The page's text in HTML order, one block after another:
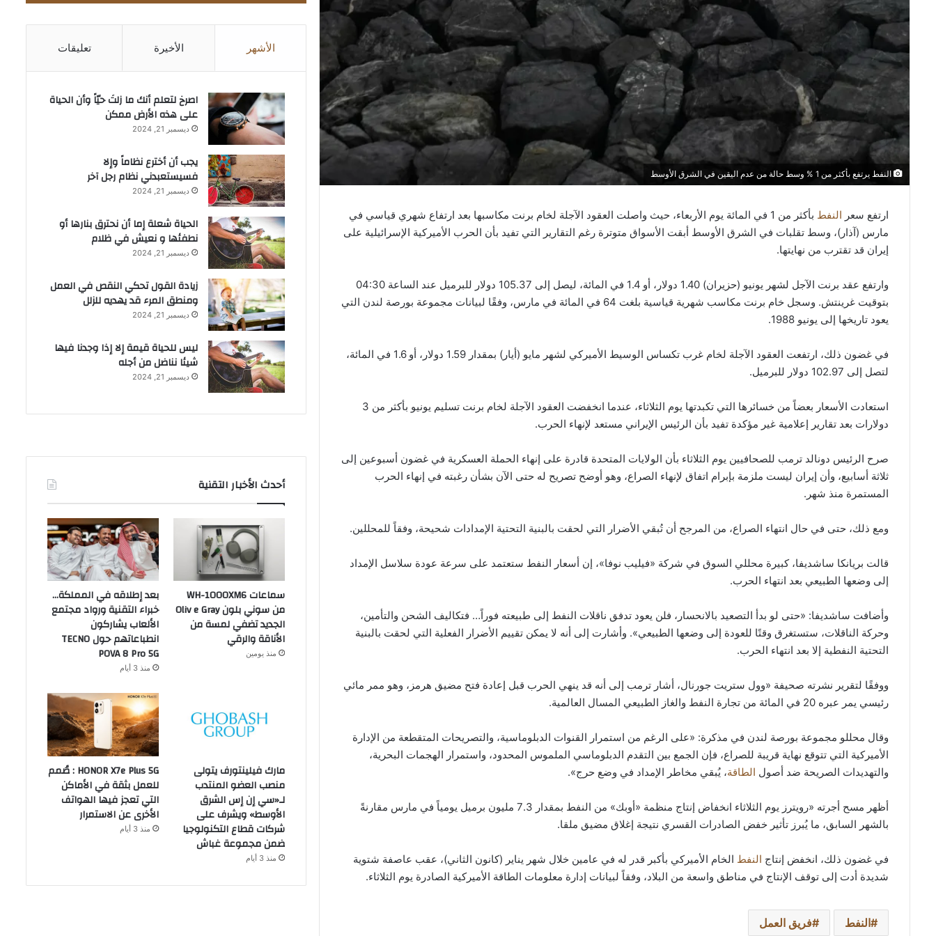
النفط يرتفع بأكثر من 1 % وسط حالة من عدم اليقين في الشرق الأوسط
ارتفع سعر النفط
بأكثر من 1 في المائة يوم الأربعاء، حيث واصلت العقود الآجلة لخام برنت مكاسبها بعد ارتفاع شهري قياسي في
مارس (آذار)، وسط تقلبات في الشرق الأوسط أبقت الأسواق متوترة رغم التقارير التي تفيد بأن الحرب الأميركية الإسرائيلية على
إيران قد تقترب من نهايتها.
وارتفع عقد برنت الآجل لشهر يونيو (حزيران) 1.40 دولار، أو 1.4 في المائة، ليصل إلى 105.37 دولار للبرميل عند الساعة 04:30
بتوقيت غرينتش. وسجل خام برنت مكاسب شهرية قياسية بلغت 64 في المائة في مارس، وفقًا لبيانات مجموعة بورصة لندن التي
يعود تاريخها إلى يونيو 1988.
في غضون ذلك، ارتفعت العقود الآجلة لخام غرب تكساس الوسيط الأميركي لشهر مايو (أيار) بمقدار 1.59 دولار، أو 1.6 في المائة،
لتصل إلى 102.97 دولار للبرميل.
استعادت الأسعار بعضاً من خسائرها التي تكبدتها يوم الثلاثاء، عندما انخفضت العقود الآجلة لخام برنت تسليم يونيو بأكثر من 3
دولارات بعد تقارير إعلامية غير مؤكدة تفيد بأن الرئيس الإيراني مستعد لإنهاء الحرب.
صرح الرئيس دونالد ترمب للصحافيين يوم الثلاثاء بأن الولايات المتحدة قادرة على إنهاء الحملة العسكرية في غضون أسبوعين إلى
ثلاثة أسابيع، وأن إيران ليست ملزمة بإبرام اتفاق لإنهاء الصراع، وهو أوضح تصريح له حتى الآن بشأن رغبته في إنهاء الحرب
المستمرة منذ شهر.
ومع ذلك، حتى في حال انتهاء الصراع، من المرجح أن تُبقي الأضرار التي لحقت بالبنية التحتية الإمدادات شحيحة، وفقاً للمحللين.
قالت بريانكا ساشديفا، كبيرة محللي السوق في شركة «فيليب نوفا»، إن أسعار النفط ستعتمد على سرعة عودة سلاسل الإمداد
إلى وضعها الطبيعي بعد انتهاء الحرب.
وأضافت ساشديفا: «حتى لو بدأ التصعيد بالانحسار، فلن يعود تدفق ناقلات النفط إلى طبيعته فوراً… فتكاليف الشحن والتأمين،
وحركة الناقلات، ستستغرق وقتًا للعودة إلى وضعها الطبيعي». وأشارت إلى أنه لا يمكن تقييم الأضرار الفعلية التي لحقت بالبنية
التحتية النفطية إلا بعد انتهاء الحرب.
ووفقًا لتقرير نشرته صحيفة «وول ستريت جورنال، أشار ترمب إلى أنه قد ينهي الحرب قبل إعادة فتح مضيق هرمز، وهو ممر مائي
رئيسي يمر عبره 20 في المائة من تجارة النفط والغاز الطبيعي المسال العالمية.
وقال محللو مجموعة بورصة لندن في مذكرة: «على الرغم من استمرار القنوات الدبلوماسية، والتصريحات المتقطعة من الإدارة
الأميركية التي تتوقع نهاية قريبة للصراع، فإن الجمع بين التقدم الدبلوماسي الملموس المحدود، واستمرار الهجمات البحرية،
والتهديدات الصريحة ضد أصول الطاقة، يُبقي مخاطر الإمداد في وضع حرج».
أظهر مسح أجرته «رويترز يوم الثلاثاء انخفاض إنتاج منظمة «أوبك» من النفط بمقدار 7.3 مليون برميل يومياً في مارس مقارنةً
بالشهر السابق، ما يُبرز تأثير خفض الصادرات القسري نتيجة إغلاق مضيق ملقا.
في غضون ذلك، انخفض إنتاج النفط الخام الأميركي بأكبر قدر له في عامين خلال شهر يناير (كانون الثاني)، عقب عاصفة شتوية
شديدة أدت إلى توقف الإنتاج في مناطق واسعة من البلاد، وفقاً لبيانات إدارة معلومات الطاقة الأميركية الصادرة يوم الثلاثاء.
النفط فريق العمل
الأشهر الأخيرة تعليقات
‫اصرخ لتعلم أنك ما زلتَ حيّاً وأن الحياة
على هذه الأرض ممكن
ديسمبر 21, 2024
يجب أن أخترع نظاماً وإلا
فسيستعبدني نظام رجل آخر
ديسمبر 21, 2024
الحياة شعلة إما أن نحترق بنارها أو
نطفئها و نعيش في ظلام
ديسمبر 21, 2024
زيادة القول تحكي النقص في العمل
ومنطق المرء قد يهديه للزلل
ديسمبر 21, 2024
ليس للحياة قيمة إلا إذا وجدنا فيها
شيئا نناضل من أجله
ديسمبر 21, 2024
أحدث الأخبار التقنية
سماعات WH-1000XM6
من سوني بلون Oliv e Gray
الجديد تضفي لمسة من
الأناقة والرقي
منذ يومين
بعد إطلاقه في المملكة…
خبراء التقنية ورواد مجتمع
الألعاب يشاركون
انطباعاتهم حول TECNO
POVA 8 Pro 5G
منذ 3 أيام
مارك فيلينتورف يتولى
منصب العضو المنتدب
لـ«سي إن إس الشرق
الأوسط» ويشرف على
شركات قطاع التكنولوجيا
ضمن مجموعة غباش
منذ 3 أيام
HONOR X7e Plus 5G : صُمم
للعمل بثقة في الأماكن
التي تعجز فيها الهواتف
الأخرى عن الاستمرار
منذ 3 أيام